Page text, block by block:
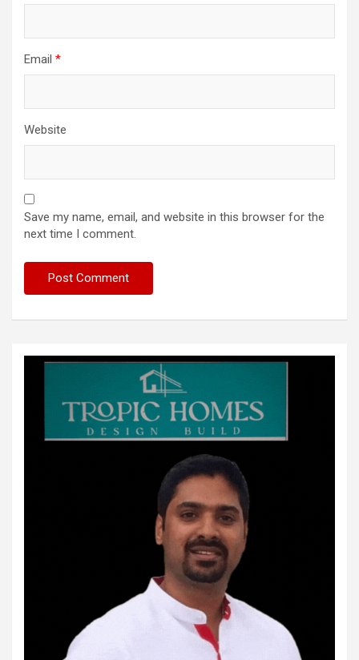
Email *
Website
Save my name, email, and website in this browser for the
next time I comment.